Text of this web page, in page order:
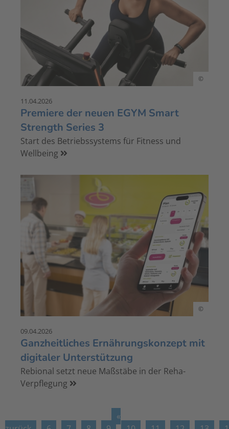
©
11.04.2026
Premiere der neuen EGYM Smart
Strength Series 3
Start des Betriebssystems für Fitness und
Wellbeing
©
09.04.2026
Ganzheitliches Ernährungskonzept mit
digitaler Unterstützung
Rebional setzt neue Maßstäbe in der Reha-
Verpflegung
«